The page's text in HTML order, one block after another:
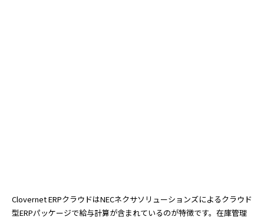
Clovernet ERPクラウドはNECネクサソリューションズによるクラウド
型ERPパッケージで給与計算が含まれているのが特徴です。在庫管理